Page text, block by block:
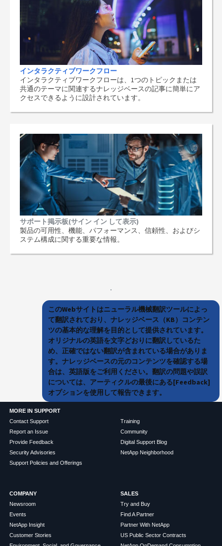
インタラクティブワークフロー
インタラクティブワークフローは、1つのトピックまたは
共通のテーマに関連するナレッジベースの記事に簡単にア
クセスできるように設計されています。
サポート掲示板(サイン イン して表示)
製品の可用性、機能、パフォーマンス、信頼性、およびシ
ステム構成に関する重要な情報。
このWebサイトはニューラル機械翻訳ツールによっ
て翻訳されており、ナレッジベース（KB）コンテン
ツの基本的な理解を目的として提供されています。
オリジナルの英語を文字どおりに翻訳しているた
め、正確ではない翻訳が含まれている場合がありま
す。ナレッジベースの元のコンテンツを確認する場
合は、英語版をご利用ください。翻訳の問題や誤訳
については、アーティクルの最後にある[Feedback]
オプションを使用して報告できます。
MORE IN SUPPORT
Contact Support
Report an Issue
Provide Feedback
Security Advisories
Support Policies and Offerings
Training
Community
Digital Support Blog
NetApp Neighborhood
COMPANY
Newsroom
Events
NetApp Insight
Customer Stories
SALES
Try and Buy
Find A Partner
Partner With NetApp
US Public Sector Contracts